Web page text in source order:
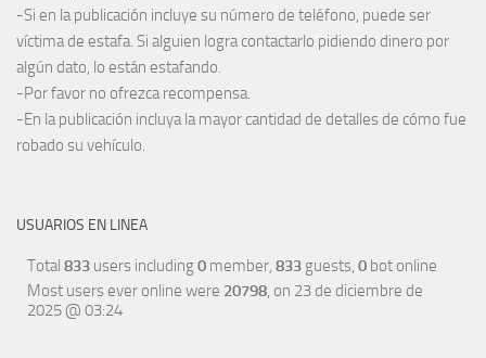
-Si en la publicación incluye su número de teléfono, puede ser
víctima de estafa. Si alguien logra contactarlo pidiendo dinero por
algún dato, lo están estafando.
-Por favor no ofrezca recompensa.
-En la publicación incluya la mayor cantidad de detalles de cómo fue
robado su vehículo.
USUARIOS EN LINEA
Total 833 users including0 member, 833 guests, 0 bot online
Most users ever online were 20798, on 23 de diciembre de
2025 @ 03:24